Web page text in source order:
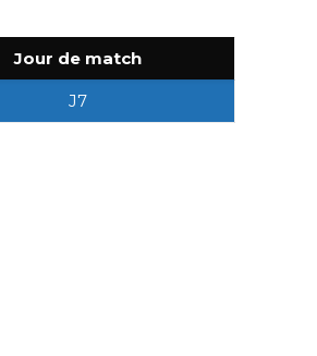
Jour de match
J7